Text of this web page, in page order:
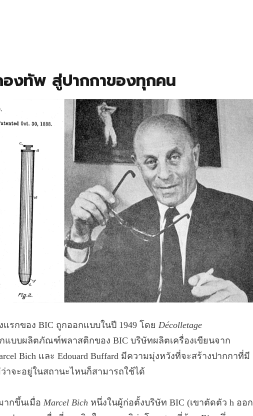
องทัพ สู่ปากกาของทุกคน
รกของ BIC ถูกออกแบบในปี 1949 โดย Décolletage
กแบบผลิตภัณฑ์พลาสติกของ BIC บริษัทผลิตเครื่องเขียนจาก
Bich และ Edouard Buffard มีความมุ่งหวังที่จะสร้างปากกาที่มี
าจะอยู่ในสถานะไหนก็สามารถใช้ได้
ากขึ้นเมื่อ Marcel Bich หนึ่งในผู้ก่อตั้งบริษัท BIC (เขาตัดตัว h ออก